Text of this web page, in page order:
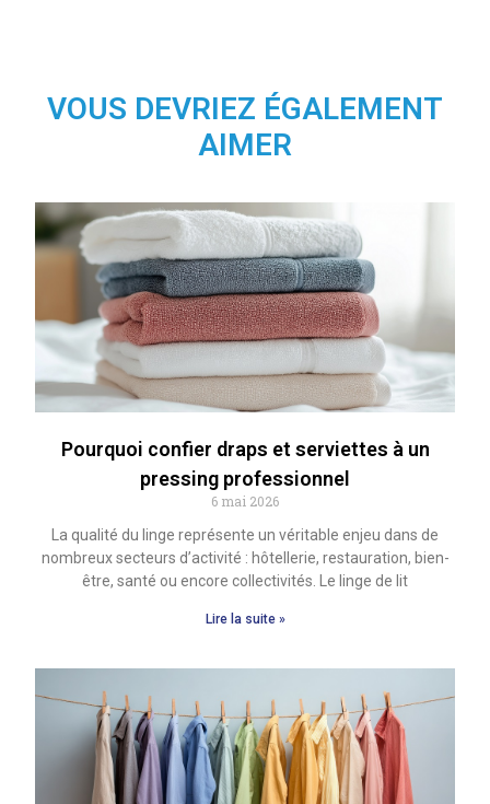
VOUS DEVRIEZ ÉGALEMENT
AIMER
Pourquoi confier draps et serviettes à un
pressing professionnel
6 mai 2026
La qualité du linge représente un véritable enjeu dans de
nombreux secteurs d’activité : hôtellerie, restauration, bien-
être, santé ou encore collectivités. Le linge de lit
Lire la suite »